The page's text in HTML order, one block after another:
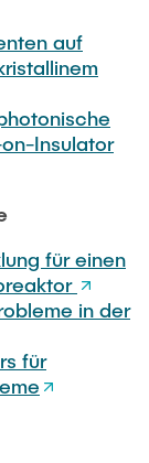
auf
Insulator
für einen
in der
für